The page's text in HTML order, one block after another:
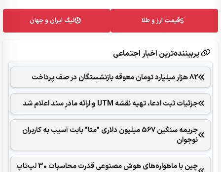
قیمت ارز و طلا لیگ ایران و جهان
پربیننده‌ترین اخبار اجتماعی
82 هزار میلیارد تومان معوقه بازنشستگان در صف پرداخت
جزئیات ثبت ادعا، تهیه نقشه UTM و ارائه مادر سند اعلام شد
جریمه سنگین 567 میلیون دلاری "متا" بابت آسیب به کاربران
نوجوان
چین با ماهواره‌های هوش مصنوعی قدرت محاسبات 30 لپ‌تاپ